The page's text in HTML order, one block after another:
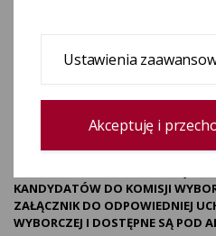
NAJPÓŹNIEJ W
GŁOSOWANIA
KANDYDATÓW DO KOMISJI
ZAŁĄCZNIKDO ODPOWIEDNIEJ
WYBORCZEJ I DOSTĘPNE SĄ POD
Ustawienia
Akceptuję i